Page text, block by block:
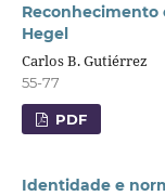
Reconhecimento
Hegel
Carlos B. Gutiérrez
55-77
PDF
Identidade e